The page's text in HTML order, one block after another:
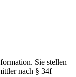
Sie stellen
nach § 34f